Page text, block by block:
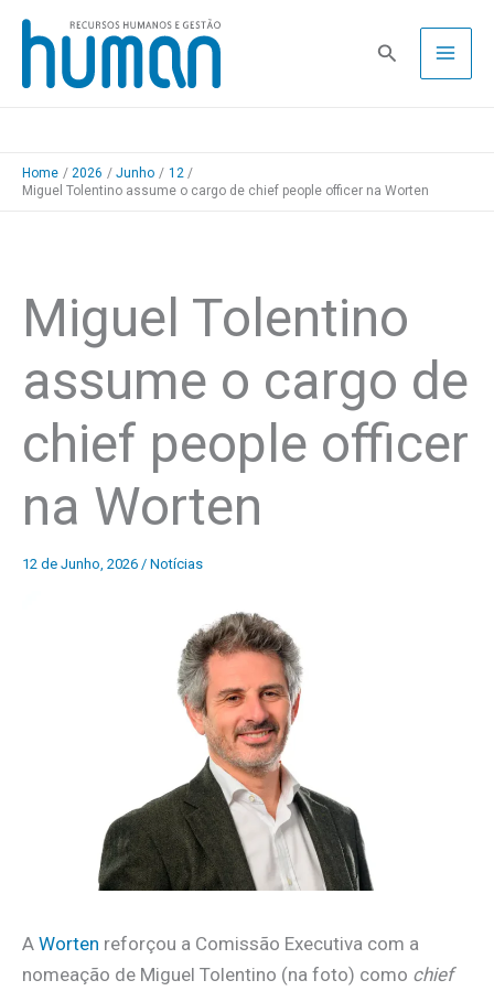
Skip
content
Pesquisa
Home 2026 Junho
12
Miguel Tolentino assume o cargo de chief people officer na Worten
Miguel Tolentino
assume o cargo de
chief people officer
na Worten
12 de Junho, 2026 / Notícias
A Worten reforçou a Comissão Executiva com a
nomeação de Miguel Tolentino (na foto) como chief